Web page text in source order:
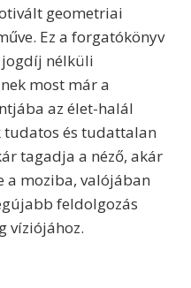
geometriai
Ez a forgatókönyv
nélküli
most már a
az élet-halál
tudatos és tudattalan
tagadja a néző, akár
a moziba, valójában
feldolgozás
víziójához.